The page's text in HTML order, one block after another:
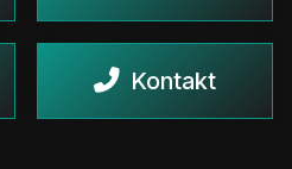
Kontakt